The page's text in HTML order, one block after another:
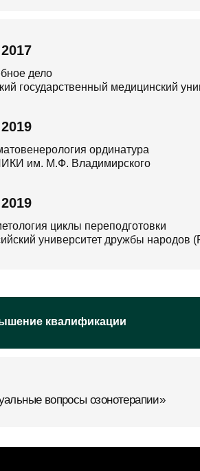
дело
государственный медицинский
2017
ординатура
им. М.Ф. Владимирского
циклы переподготовки
университет дружбы народов
2019
2019
квалификации
вопросы озонотерапии»